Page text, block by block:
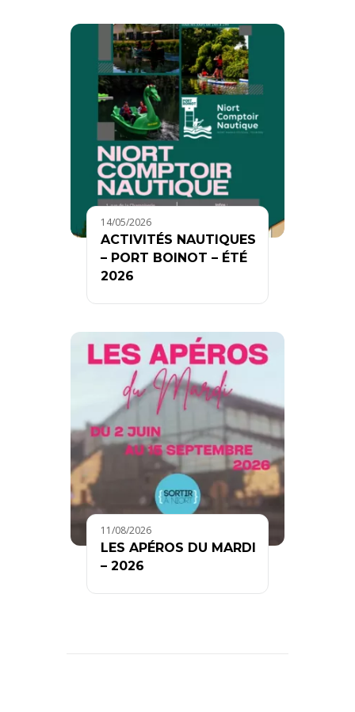
14/05/2026
ACTIVITÉS NAUTIQUES
– PORT BOINOT – ÉTÉ
2026
11/08/2026
LES APÉROS DU MARDI
– 2026